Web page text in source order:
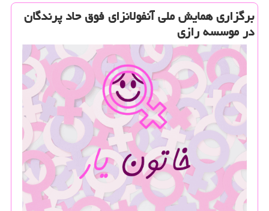
برگزاری همایش ملی آنفولانزای فوق حاد پرندگان
در موسسه رازی